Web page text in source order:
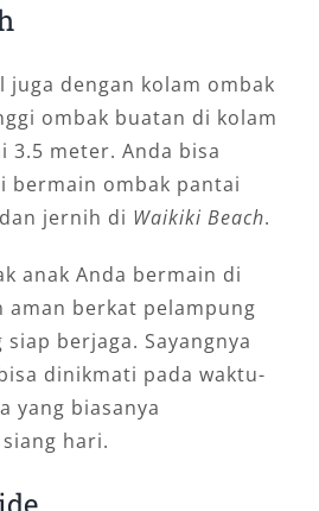
juga dengan kolam ombak
ombak buatan di kolam
3.5 meter. Anda bisa
bermain ombak pantai
jernih di Waikiki Beach.
anak Anda bermain di
aman berkat pelampung
berjaga. Sayangnya
dinikmati pada waktu-
yang biasanya
hari.